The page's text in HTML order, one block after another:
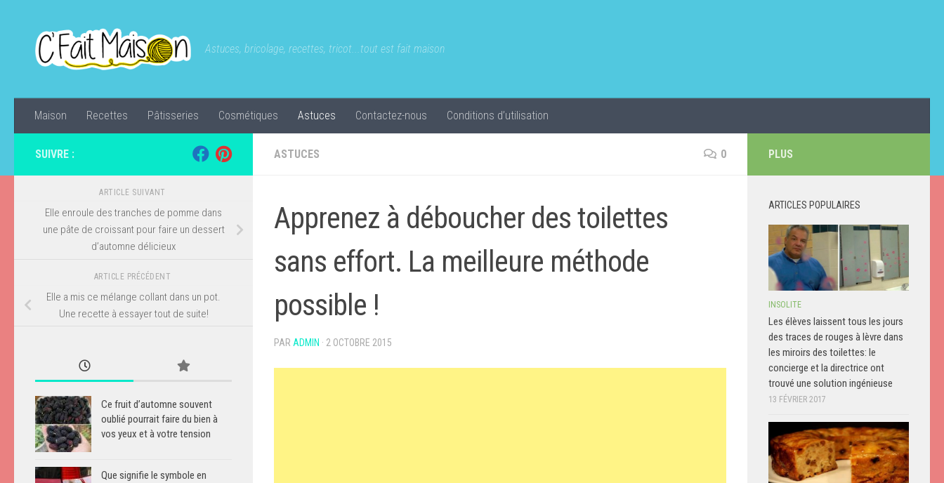
Astuces, bricolage, recettes, tricot...tout est fait maison
Maison Recettes Pâtisseries Cosmétiques Astuces Contactez-nous Conditions d’utilisation
ASTUCES 0
Apprenez à déboucher des toilettes
sans effort. La meilleure méthode
possible !
PAR ADMIN · 2 OCTOBRE 2015
SUIVRE :
ARTICLE SUIVANT
Elle enroule des tranches de pomme dans
une pâte de croissant pour faire un dessert
d’automne délicieux
ARTICLE PRÉCÉDENT
Elle a mis ce mélange collant dans un pot.
Une recette à essayer tout de suite!
Ce fruit d’automne souvent
oublié pourrait faire du bien à
vos yeux et à votre tension
Que signifie le symbole en
PLUS
ARTICLES POPULAIRES
INSOLITE
Les élèves laissent tous les jours
des traces de rouges à lèvre dans
les miroirs des toilettes: le
concierge et la directrice ont
trouvé une solution ingénieuse
13 FÉVRIER 2017